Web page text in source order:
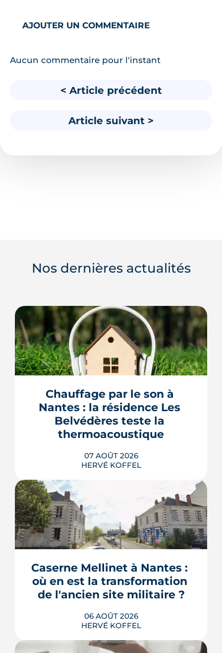
AJOUTER UN COMMENTAIRE
Aucun commentaire pour l'instant
< Article précédent
Article suivant >
Nos dernières actualités
Chauffage par le son à
Nantes : la résidence Les
Belvédères teste la
thermoacoustique
07 AOÛT 2026
HERVÉ KOFFEL
Une start-up nantaise fait produire de
l'eau chaude « par le son » à un
immeuble social de Bellevue-
une pompe à chaleur à hélium
branchée sur le réseau de chaleur
urbain, testée un an grandeur nature.
LIRE L'ARTICLE
Caserne Mellinet à Nantes :
où en est la transformation
de l'ancien site militaire ?
06 AOÛT 2026
HERVÉ KOFFEL